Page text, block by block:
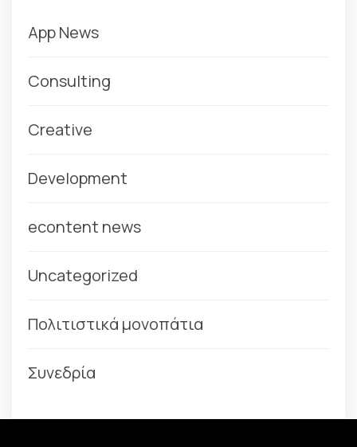
App News
Consulting
Creative
Development
econtent news
Uncategorized
Πολιτιστικά μονοπάτια
Συνεδρία